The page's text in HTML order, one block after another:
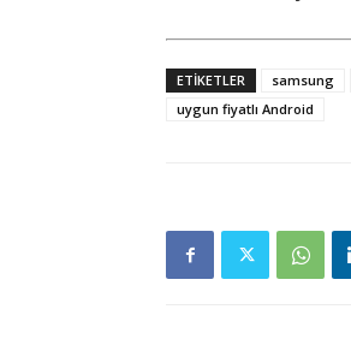
ETIKETLER samsung
uygun fiyatlı Android